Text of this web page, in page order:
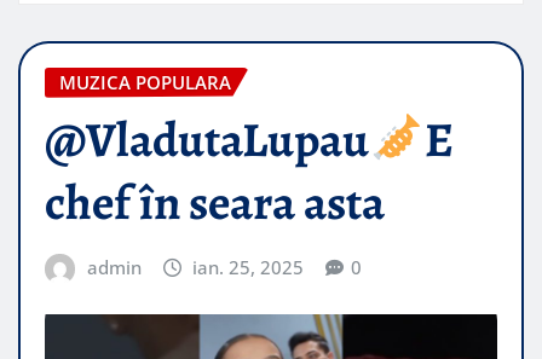
MUZICA POPULARA
@VladutaLupau
E
chef în seara asta
admin ian. 25, 2025 0